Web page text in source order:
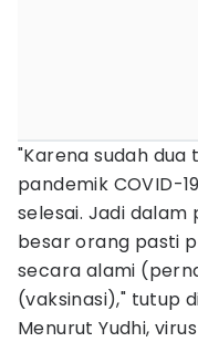
"Karena sudah
pandemik COVID-
selesai. Jadi dalam
besar orang pasti
secara alami
(vaksinasi)," tutup
Menurut Yudhi,